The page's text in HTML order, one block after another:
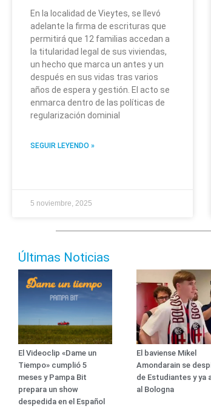
En la localidad de Vieytes, se llevó
adelante la firma de escrituras que
permitirá que 12 familias accedan a
la titularidad legal de sus viviendas,
un hecho que marca un antes y un
después en sus vidas tras varios
años de espera y gestión. El acto se
enmarca dentro de las políticas de
regularización dominial
SEGUIR LEYENDO »
5 noviembre, 2025
Últimas Noticias
El Videoclip «Dame un
Tiempo» cumplió 5
meses y Pampa Bit
prepara un show
despedida en el Español
El baviense Mikel
Amondarain se
de Estudiantes y ya
al Bologna